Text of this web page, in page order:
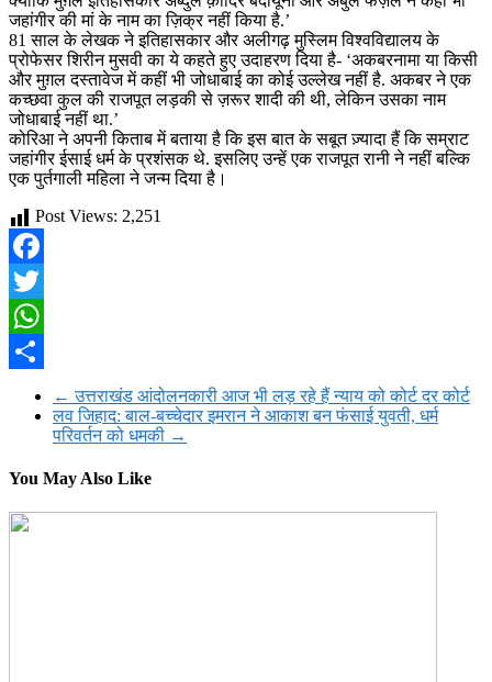
जहांगीर की मां के नाम का ज़िक्र नहीं किया है.’
81 साल के लेखक ने इतिहासकार और अलीगढ़ मुस्लिम विश्वविद्यालय के
प्रोफेसर शिरीन मुसवी का ये कहते हुए उदाहरण दिया है- ‘अकबरनामा या किसी
और मुग़ल दस्तावेज में कहीं भी जोधाबाई का कोई उल्लेख नहीं है. अकबर ने एक
कच्छवा कुल की राजपूत लड़की से ज़रूर शादी की थी, लेकिन उसका नाम
जोधाबाई नहीं था.’
कोरिआ ने अपनी किताब में बताया है कि इस बात के सबूत ज़्यादा हैं कि सम्राट
जहांगीर ईसाई धर्म के प्रशंसक थे. इसलिए उन्हें एक राजपूत रानी ने नहीं बल्कि
एक पुर्तगाली महिला ने जन्म दिया है।
Post Views: 2,251
Facebook
Twitter
WhatsApp
← उत्तराखंड आंदोलनकारी आज भी लड़ रहे हैं न्याय को कोर्ट दर कोर्ट
लव जिहाद: बाल-बच्चेदार इमरान ने आकाश बन फंसाई युवती, धर्म
परिवर्तन को धमकी →
You May Also Like